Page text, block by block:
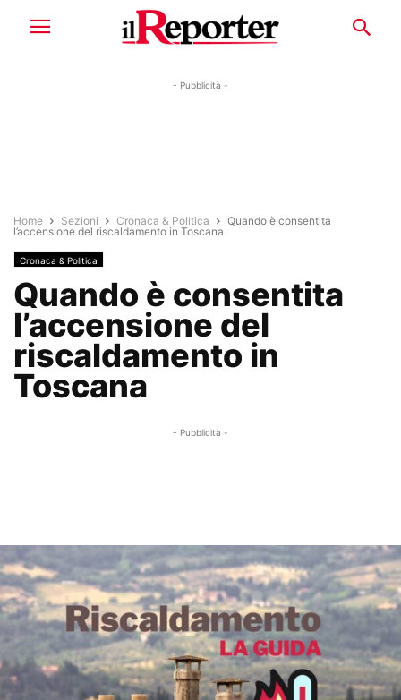
- Pubblicità -
Home Sezioni Cronaca & Politica
Quando è consentita
l’accensione del riscaldamento in Toscana
Cronaca & Politica
Quando è consentita
l’accensione del
riscaldamento in
Toscana
- Pubblicità -